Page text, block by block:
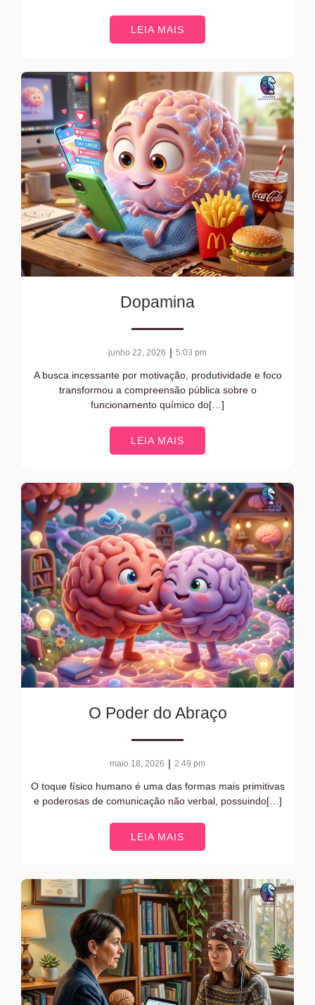
LEIA MAIS
Dopamina
junho 22, 2026 | 5:03 pm
A busca incessante por motivação, produtividade e foco
transformou a compreensão pública sobre o
funcionamento químico do[…]
LEIA MAIS
O Poder do Abraço
maio 18, 2026 | 2:49 pm
O toque físico humano é uma das formas mais primitivas
e poderosas de comunicação não verbal, possuindo[…]
LEIA MAIS